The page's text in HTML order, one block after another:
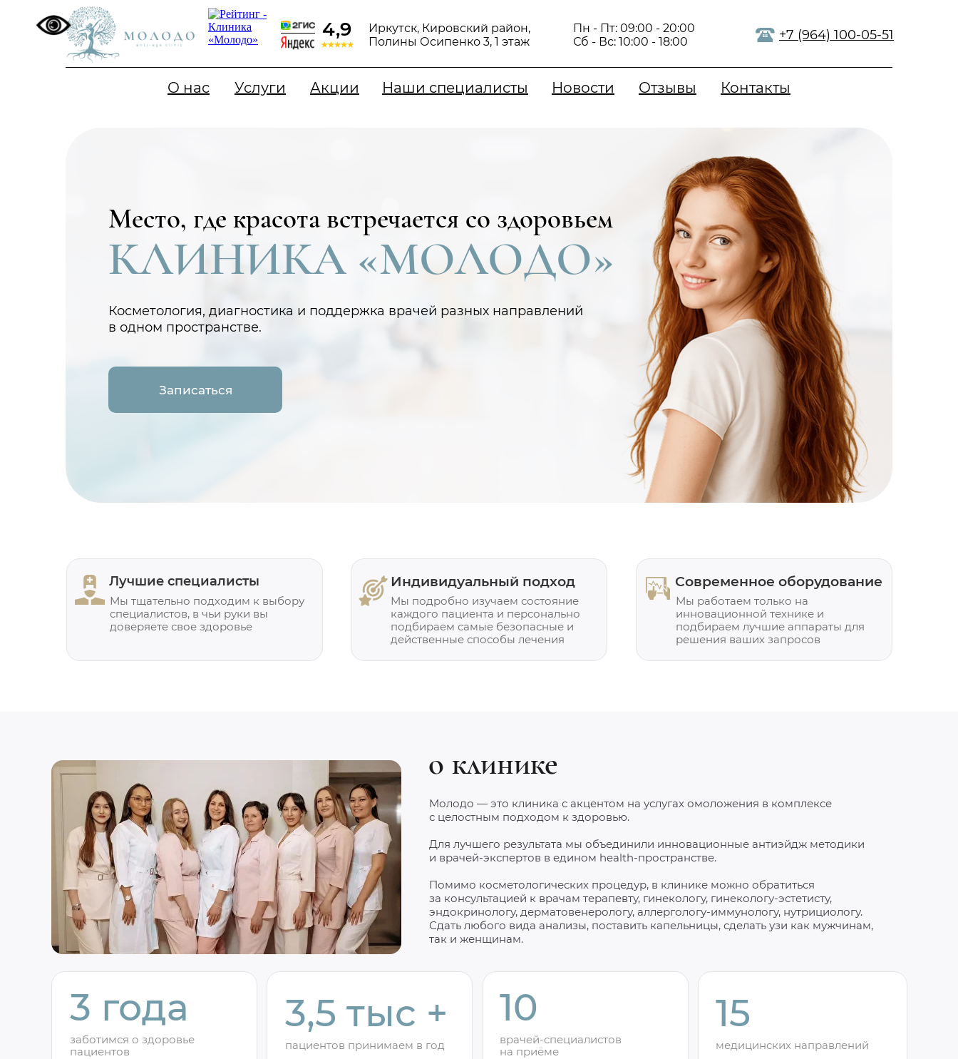
О нас Новости Отзывы Контакты
Наши специалисты
Акции
Услуги
Иркутск, Кировский район,
Полины Осипенко 3, ​1 этаж
Пн - Пт: 09:00 - 20:00
Сб - Вс: 10:00 - 18:00
4,9 +7 (964) 100-05-51
КЛИНИКА «МОЛОДО»
Место, где красота встречается со здоровьем
Косметология, диагностика и поддержка врачей разных направлений
в одном пространстве.
Записаться
Лучшие специалисты
Мы тщательно подходим к выбору
специалистов, в чьи руки вы
доверяете свое здоровье
Индивидуальный подход
Мы подробно изучаем состояние
каждого пациента и персонально
подбираем самые безопасные и
действенные способы лечения
Мы работаем только на
инновационной технике и
подбираем лучшие аппараты для
решения ваших запросов
Современное оборудование
о клинике
Молодо — это клиника с акцентом на услугах омоложения в комплексе
с целостным подходом к здоровью.
Для лучшего результата мы объединили инновационные антиэйдж методики
и врачей-экспертов в едином health-пространстве.
Помимо косметологических процедур, в клинике можно обратиться
за консультацией к врачам терапевту, гинекологу, гинекологу-эстетисту,
эндокринологу, дерматовенерологу, аллергологу-иммунологу, нутрициологу.
Сдать любого вида анализы, поставить капельницы, сделать узи как мужчинам,
так и женщинам.
3 года
заботимся о здоровье
пациентов
3,5 тыс +
пациентов принимаем в год
10
врачей-специалистов
на приёме
15
медицинских направлений